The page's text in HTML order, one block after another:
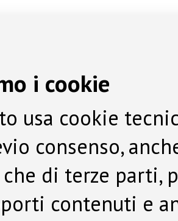
i cookie
usa cookie
consenso,
di terze parti,
contenuti e